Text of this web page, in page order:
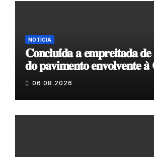
NOTÍCIA
𝐂𝐨𝐧𝐜𝐥𝐮𝐢́𝐝𝐚 𝐚 𝐞𝐦𝐩𝐫𝐞𝐢𝐭𝐚𝐝𝐚 𝐝𝐞
𝐝𝐨 𝐩𝐚𝐯𝐢𝐦𝐞𝐧𝐭𝐨 𝐞𝐧𝐯𝐨𝐥𝐯𝐞𝐧𝐭𝐞 𝐚̀
𝐂𝐨𝐯𝐚𝐬
06.08.2026